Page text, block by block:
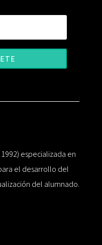
especializada en
el desarrollo del
del alumnado.